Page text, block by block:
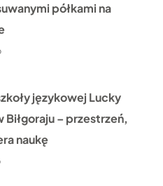
półkami na
językowej Lucky
Biłgoraju – przestrzeń,
naukę